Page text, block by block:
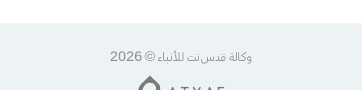
وكالة قدس نت للأنباء © 2026